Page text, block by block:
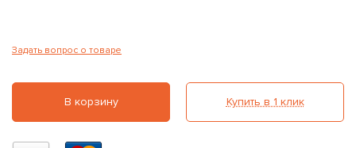
Задать вопрос о товаре
В корзину Купить в 1 клик